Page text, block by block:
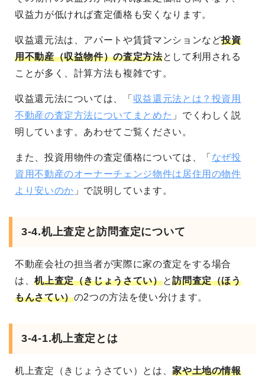
収益力が低ければ査定価格も安くなります。
収益還元法は、アパートや賃貸マンションなど投資
用不動産（収益物件）の査定方法として利用される
ことが多く、計算方法も複雑です。
収益還元法については、「 収益還元法とは？投資用
不動産の査定方法についてまとめた 」でくわしく説
明しています。あわせてご覧ください。
また、投資用物件の査定価格については、「 なぜ投
資用不動産のオーナーチェンジ物件は居住用の物件
より安いのか 」で説明しています。
3-4.机上査定と訪問査定について
不動産会社の担当者が実際に家の査定をする場合
は、机上査定（きじょうさてい）と訪問査定（ほう
もんさてい）の2つの方法を使い分けます。
3-4-1.机上査定とは
机上査定（きじょうさてい）とは、家や土地の情報